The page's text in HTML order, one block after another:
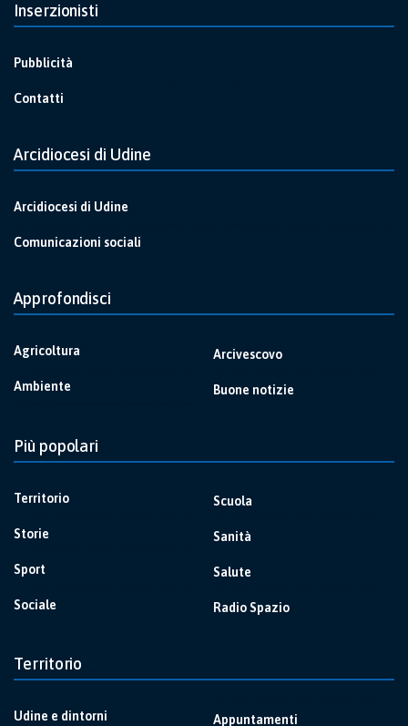
Inserzionisti
Pubblicità
Contatti
Arcidiocesi di Udine
Arcidiocesi di Udine
Comunicazioni sociali
Approfondisci
Agricoltura
Ambiente
Arcivescovo
Buone notizie
Più popolari
Territorio
Storie
Sport
Sociale
Scuola
Sanità
Salute
Radio Spazio
Territorio
Udine e dintorni Appuntamenti